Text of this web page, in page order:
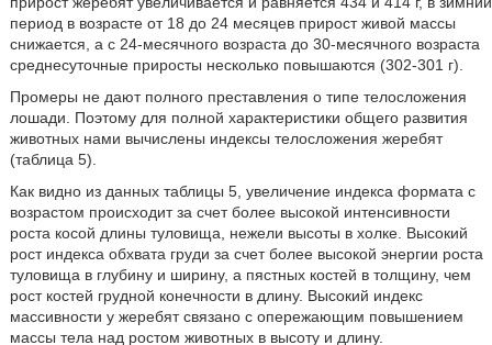
период в возрасте от 18 до 24 месяцев прирост живой массы
снижается, а с 24-месячного возраста до 30-месячного возраста
среднесуточные приросты несколько повышаются (302-301 г).
Промеры не дают полного преставления о типе телосложения
лошади. Поэтому для полной характеристики общего развития
животных нами вычислены индексы телосложения жеребят
(таблица 5).
Как видно из данных таблицы 5, увеличение индекса формата с
возрастом происходит за счет более высокой интенсивности
роста косой длины туловища, нежели высоты в холке. Высокий
рост индекса обхвата груди за счет более высокой энергии роста
туловища в глубину и ширину, а пястных костей в толщину, чем
рост костей грудной конечности в длину. Высокий индекс
массивности у жеребят связано с опережающим повышением
массы тела над ростом животных в высоту и длину.